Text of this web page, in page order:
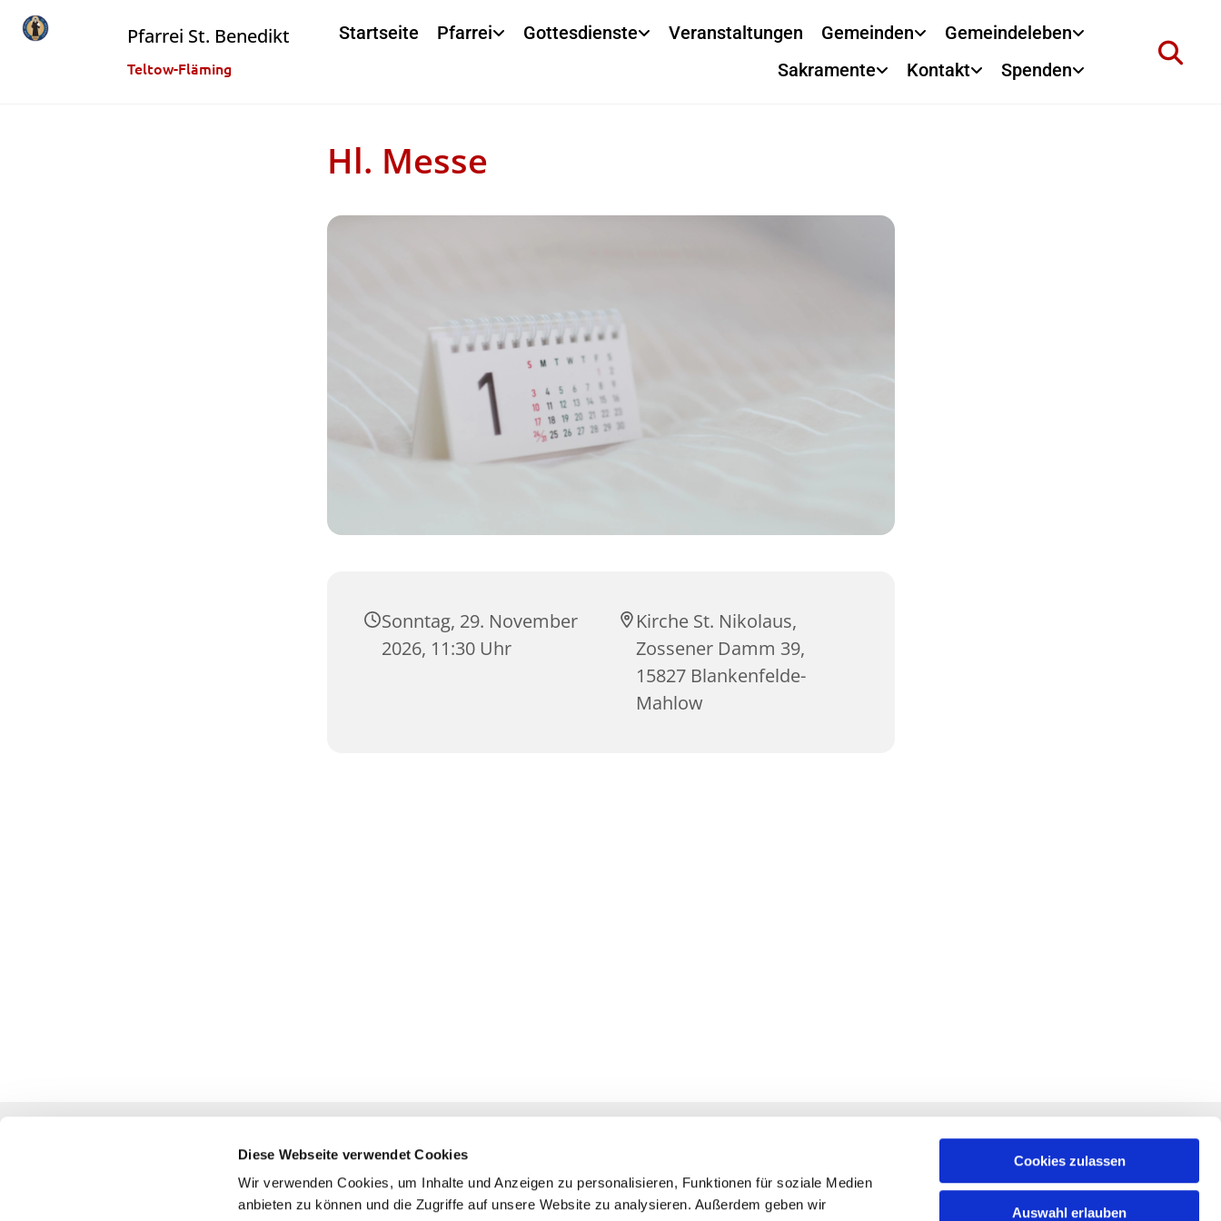
Diese Webseite verwendet Cookies
Wir verwenden Cookies, um Inhalte und Anzeigen zu personalisieren, Funktionen für soziale Medien
anbieten zu können und die Zugriffe auf unsere Website zu analysieren. Außerdem geben wir
Cookies zulassen
Auswahl erlauben
Pfarrei St. Benedikt
Teltow-Fläming
Startseite Pfarrei Gottesdienste Veranstaltungen Gemeinden
Gemeindeleben
Sakramente
Kontakt Spenden
Hl. Messe
Sonntag, 29. November
2026, 11:30 Uhr
Kirche St. Nikolaus,
Zossener Damm 39,
15827 Blankenfelde-
Mahlow
Katholische Kirchengemeinde
Pfarrei St. Benedikt Teltow-Fläming
Veranstaltungen
Pfarrbüro
Prävention
RECHTLICHES
Datenschutz